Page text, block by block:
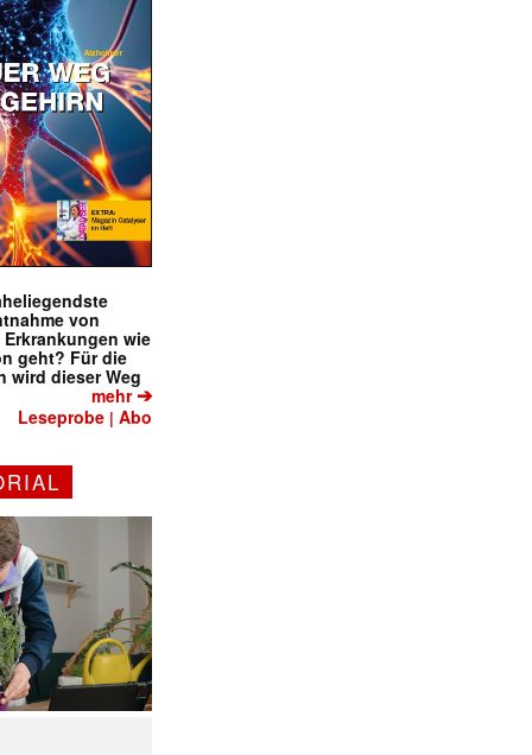
von
wie
geht? Für die
wird dieser Weg
mehr➔
Leseprobe |Abo